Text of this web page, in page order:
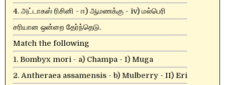
4. அட்டாகஸ் ரிசினி - ஈ) ஆமணக்கு - iv) மல்பெரி
சரியான ஒன்றை தேர்ந்தெடு.
Match the following
1. Bombyx mori - a) Champa - I) Muga
2. Antheraea assamensis - b) Mulberry - II) Eri